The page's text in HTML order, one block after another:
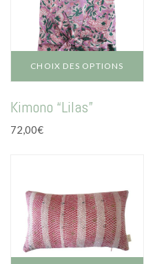
CHOIX DES OPTIONS
produit
peuvent
être
choisies
sur
la
Kimono “Lilas”
72,00€